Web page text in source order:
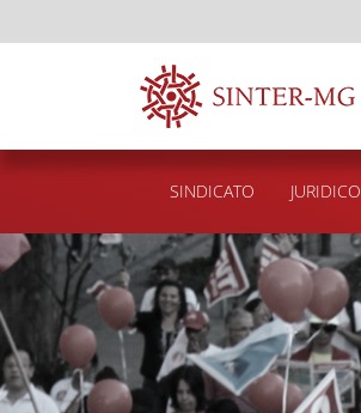
SINDICATO JURIDICO